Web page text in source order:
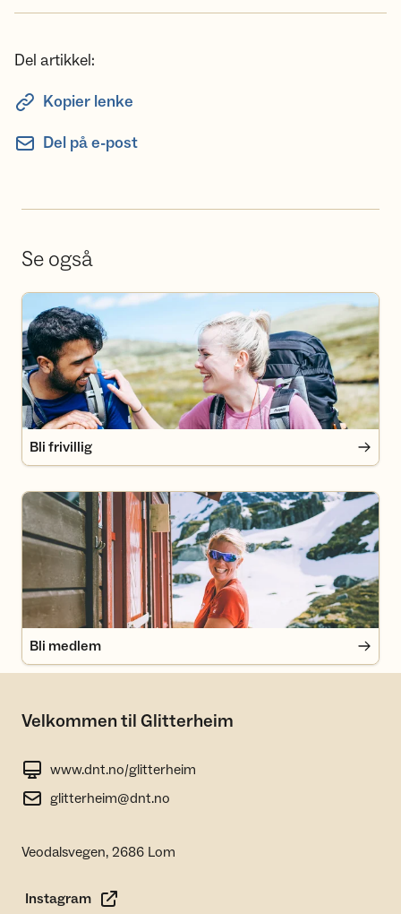
Del artikkel:
Kopier lenke
Del på e-post
Se også
Bli frivillig
Bli frivillig
Bli medlem
Bli medlem
Velkommen til Glitterheim
www.dnt.no/glitterheim
glitterheim@dnt.no
Veodalsvegen, 2686 Lom
Instagram